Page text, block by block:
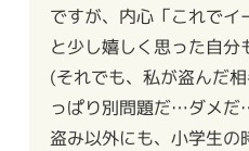
ですが、内心「これでイ
と少し嬉しく思った自分
(それでも、私が盗んだ
っぱり別問題だ…ダメ
盗み以外にも、小学生の